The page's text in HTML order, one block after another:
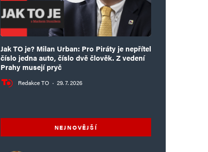
Jak TO je? Milan Urban: Pro Piráty je nepřítel
číslo jedna auto, číslo dvě člověk. Z vedení
Prahy musejí pryč
Redakce TO · 29. 7. 2026
NEJNOVĚJŠÍ